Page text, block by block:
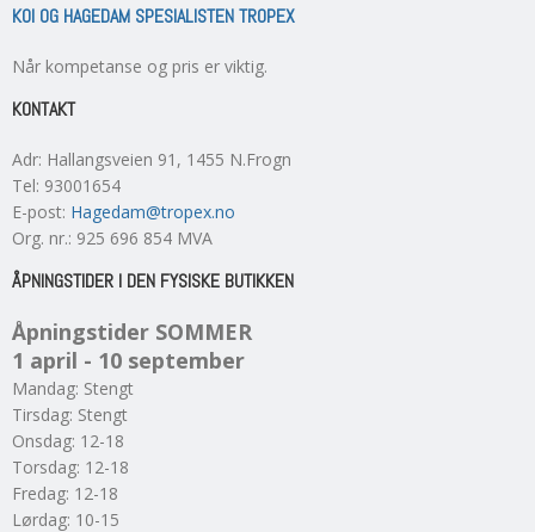
KOI OG HAGEDAM SPESIALISTEN TROPEX
Når kompetanse og pris er viktig.
KONTAKT
Adr: Hallangsveien 91 , 1455 N.Frogn
Tel: 93001654
E-post: Hagedam@tropex.no
Org. nr.: 925 696 854 MVA
ÅPNINGSTIDER I DEN FYSISKE BUTIKKEN
Åpningstider SOMMER
1 april - 10 september
Mandag: Stengt
Tirsdag: Stengt
Onsdag: 12-18
Torsdag: 12-18
Fredag: 12-18
Lørdag: 10-15